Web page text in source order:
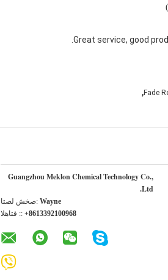
Great service, good
Fade
,
Guangzhou Meklon Chemical Technology Co.,
Ltd.
اتصل شخص: Wayne
الهاتف :: +8613392100968